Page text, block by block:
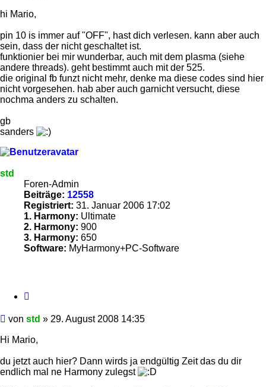
hi Mario,
pin 10 is immer auf "OFF", hast dich verlesen. kann aber auch
sein, dass der nicht geschaltet ist.
funktionier bei mir wunderbar, auch mit dem plasma (siehe
andere threads). geht bestimmt auch mit der 525.
die original fb funzt nicht mehr, denke ma diese codes sind hier
nicht vorgesehen. hab aber auch garnicht versucht, diese
nochma anders zu schalten.
gb
sanders
std
Foren-Admin
Beiträge: 12558
Registriert: 31. Januar 2006 17:02
1. Harmony: Ultimate
2. Harmony: 900
3. Harmony: 650
Software: MyHarmony+PC-Software
Beitrag
von std » 29. August 2008 14:35
Hi Mario,
du jetzt auch hier? Dann wirds ja endgültig Zeit das du dir
endlich mal ne Harmony zulegst